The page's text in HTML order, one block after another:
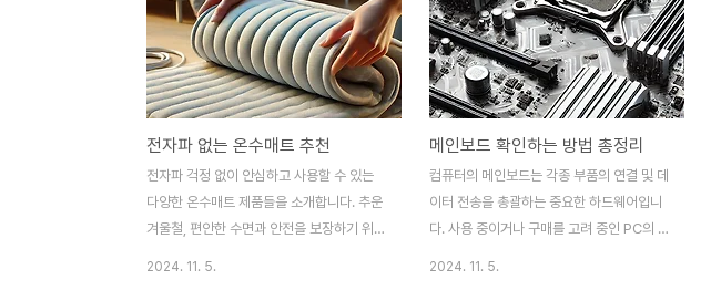
국, 호주와의 맞대결이 예정되어 있어 기대를
모읍니다.한국 대표팀 경기 일정대한민국 대
표팀은 초반 조별리그에서 강력한 팀들을 상
대로 경기를 펼칩니다. 아래는 한국 팀의 경
기 일정입니다:11월 13일: 대한민국 vs 대만
(장소: 타이베이돔, 경기 시작 시간: 오후
7:30)대만은 홈 이점을 안고 있는 강력한 상
대입니다. 대한민국은 승리를 위해 철저한 전
략이 필요합..
다.도로명주소 사이트를 통해 관할 주민센터
찾기1. 도로명주소 사이트 접속하기가장 먼저
도로명주소 사이트에 접속합니다. 이 사이트
는 대한민국 주소 정보를 관리하는 공식 포털
로, 사용자가 주소를 검색하거나 확인할 수
있는 다양한 서비스를 제공합니다. 사이트는
주소에 대한 최신 정보를 제공하기 때문에 정
확한 주소 입력이 가능하며, 행정구역 변경
시에도 업데이트된 주소..
전자파 없는 온수매트 추천
전자파 걱정 없이 안심하고 사용할 수 있는
다양한 온수매트 제품들을 소개합니다. 추운
겨울철, 편안한 수면과 안전을 보장하기 위해
2024. 11. 5.
메인보드 확인하는 방법 총정리
컴퓨터의 메인보드는 각종 부품의 연결 및 데
이터 전송을 총괄하는 중요한 하드웨어입니
다. 사용 중이거나 구매를 고려 중인 PC의 메
2024. 11. 5.